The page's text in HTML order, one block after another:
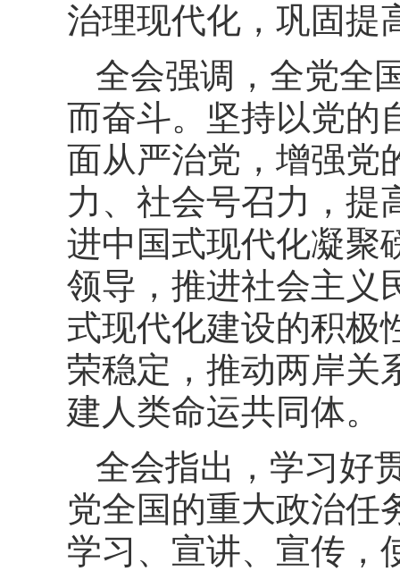
治理现代化，巩固提
全会强调，全党全
而奋斗。坚持以党的
面从严治党，增强党
力、社会号召力，提
进中国式现代化凝聚
领导，推进社会主义
式现代化建设的积极
荣稳定，推动两岸关
建人类命运共同体。
全会指出，学习好
党全国的重大政治任
学习、宣讲、宣传，